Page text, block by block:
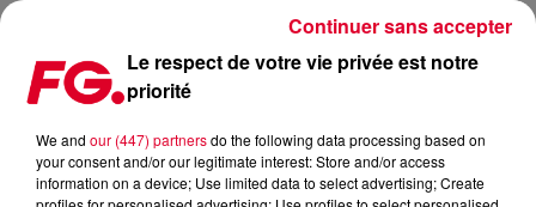
JAX JONES INVITÉ CE SOIR !
Publié : 13 novembre 2019 à 10h15 par Christophe
HUBERT
Le respect de votre vie privée est notre
priorité
We and our (447) partnersdo the following data processing based on
your consent and/or our legitimate interest: Store and/or access
information on a device; Use limited data to select advertising; Create
Continuer sans accepter